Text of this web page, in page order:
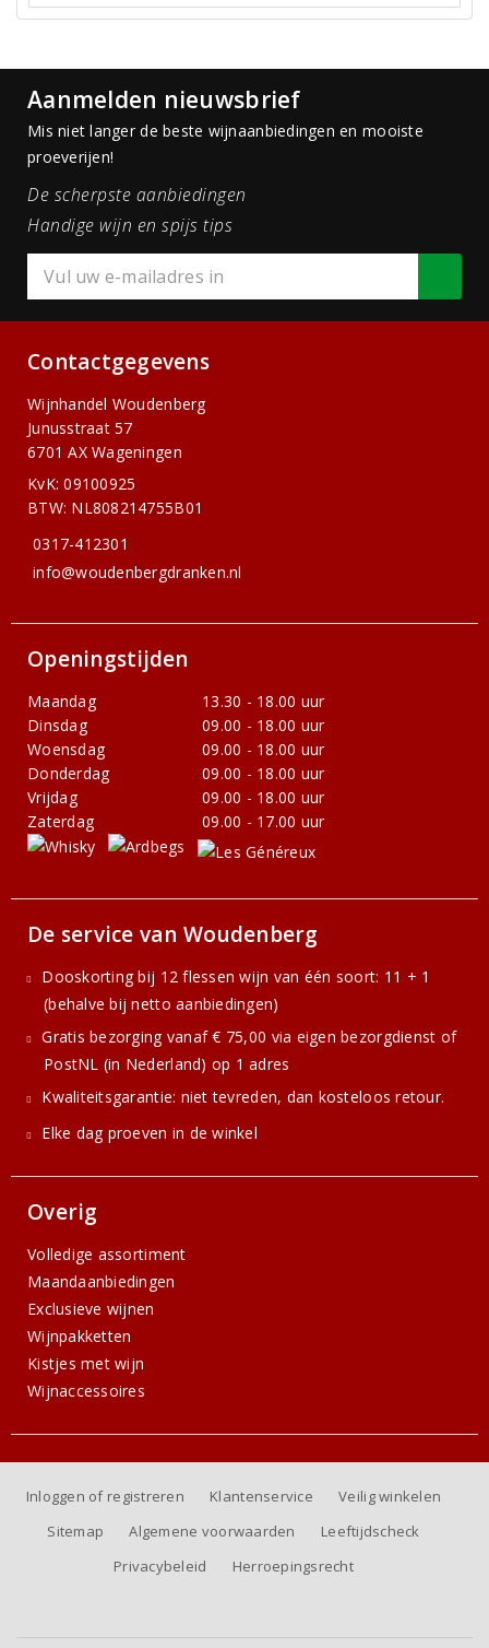
Aanmelden nieuwsbrief
Mis niet langer de beste wijnaanbiedingen en mooiste
proeverijen!
De scherpste aanbiedingen
Handige wijn en spijs tips
Contactgegevens
Wijnhandel Woudenberg
Junusstraat 57
6701 AX Wageningen
KvK: 09100925
BTW: NL808214755B01
0317-412301
info@woudenbergdranken.nl
Openingstijden
Maandag
13.30 - 18.00 uur
Dinsdag
09.00 - 18.00 uur
Woensdag
09.00 - 18.00 uur
Donderdag
09.00 - 18.00 uur
Vrijdag
09.00 - 18.00 uur
Zaterdag
09.00 - 17.00 uur
De service van Woudenberg
Dooskorting bij 12 flessen wijn van één soort: 11 + 1
(behalve bij netto aanbiedingen)
Gratis bezorging vanaf € 75,00 via eigen bezorgdienst of
PostNL (in Nederland) op 1 adres
Kwaliteitsgarantie: niet tevreden, dan kosteloos retour.
Elke dag proeven in de winkel
Overig
Volledige assortiment
Maandaanbiedingen
Exclusieve wijnen
Wijnpakketten
Kistjes met wijn
Wijnaccessoires
Inloggen of registreren Klantenservice
Veilig winkelen
Sitemap
Algemene voorwaarden
Leeftijdscheck
Privacybeleid
Herroepingsrecht